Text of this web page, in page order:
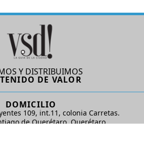
Y DISTRIBUIMOS
DE VALOR
DOMICILIO
109, int.11, colonia Carretas.
de Querétaro, Querétaro.